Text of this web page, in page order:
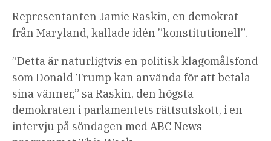
Representanten Jamie Raskin, en demokrat
från Maryland, kallade idén ”konstitutionell”.
”Detta är naturligtvis en politisk klagomålsfond
som Donald Trump kan använda för att betala
sina vänner,” sa Raskin, den högsta
demokraten i parlamentets rättsutskott, i en
intervju på söndagen med ABC News-